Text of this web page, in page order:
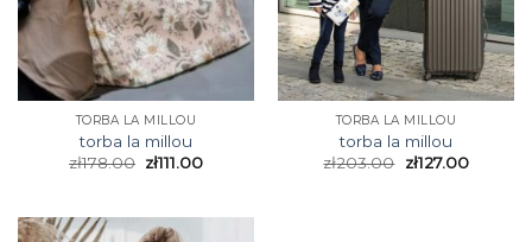
TORBA LA MILLOU
torba la millou
zł178.00 zł111.00
TORBA LA MILLOU
torba la millou
zł203.00 zł127.00